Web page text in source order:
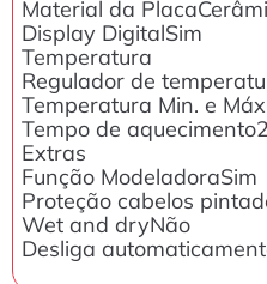
Material da
Display DigitalSim
Temperatura
Regulador de
Temperatura Min. e
Tempo de
Extras
Função ModeladoraSim
Proteção cabelos
Wet and dryNão
Desliga